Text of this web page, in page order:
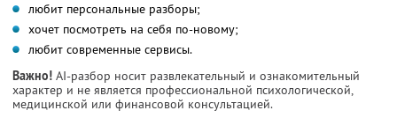
любит персональные разборы;
хочет посмотреть на себя по-новому;
любит современные сервисы.
Важно! AI-разбор носит развлекательный и ознакомительный
характер и не является профессиональной психологической,
медицинской или финансовой консультацией.